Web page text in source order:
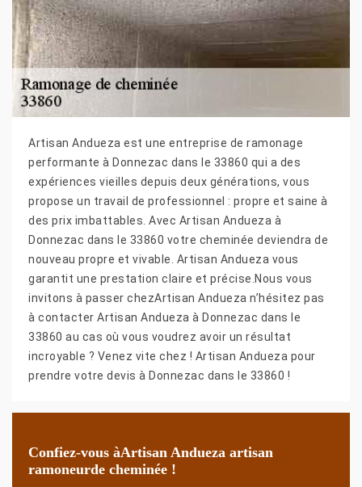
Artisan Andueza est une entreprise de ramonage
performante à Donnezac dans le 33860 qui a des
expériences vieilles depuis deux générations, vous
propose un travail de professionnel : propre et saine à
des prix imbattables. Avec Artisan Andueza à
Donnezac dans le 33860 votre cheminée deviendra de
nouveau propre et vivable. Artisan Andueza vous
garantit une prestation claire et précise.Nous vous
invitons à passer chezArtisan Andueza n’hésitez pas
à contacter Artisan Andueza à Donnezac dans le
33860 au cas où vous voudrez avoir un résultat
incroyable ? Venez vite chez ! Artisan Andueza pour
prendre votre devis à Donnezac dans le 33860 !
Confiez-vous àArtisan Andueza artisan
ramoneurde cheminée !